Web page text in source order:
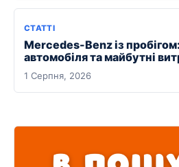
СТАТТІ
Mercedes-Benz із
автомобіля та майбутні
1 Серпня, 2026